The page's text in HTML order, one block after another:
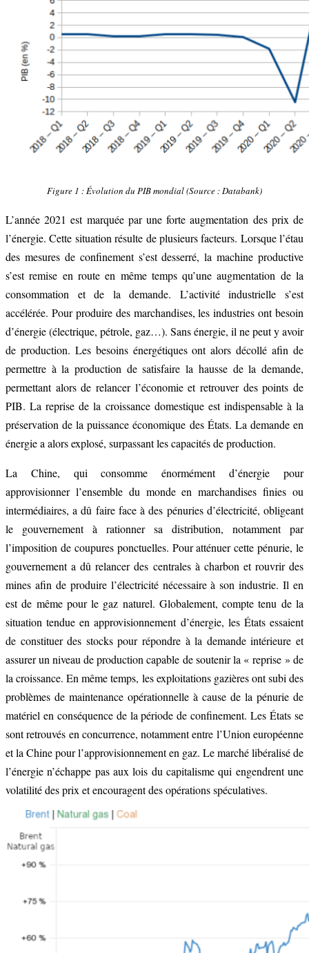
Figure 1 : Évolution du PIB mondial (Source : Databank)
L’année 2021 est marquée par une forte augmentation des prix de
l’énergie. Cette situation résulte de plusieurs facteurs. Lorsque l’étau
des mesures de confinement s’est desserré, la machine productive
s’est remise en route en même temps qu’une augmentation de la
consommation et de lademande. L’activité industrielle s’est
accélérée. Pourproduire des marchandises, les industries ont besoin
d’énergie (électrique, pétrole, gaz…). Sans énergie, il ne peut y avoir
de production. Les besoins énergétiques ont alors décollé afin de
permettre à la production de satisfaire la hausse de la demande,
permettant alors de relancer l’économie et retrouver des points de
PIB. La reprise de la croissance domestique est indispensable à la
préservation de la puissance économique des États. La demande en
énergie a alors explosé, surpassant les capacités de production.
La Chine, qui consomme énormément d’énergie pour
approvisionner l’ensemble du monde en marchandises finies ou
intermédiaires, a dû faire face à des pénuries d’électricité, obligeant
le gouvernement à rationner sa distribution, notamment par
l’imposition de coupures ponctuelles. Pour atténuer cette pénurie, le
gouvernement a dû relancer des centrales à charbon et rouvrir des
mines afin de produire l’électricité nécessaire à son industrie. Il en
est de même pour le gaz naturel. Globalement, compte tenu de la
situation tendue en approvisionnement d’énergie, les États essaient
de constituer des stocks pour répondre à la demande intérieure et
assurer un niveau de production capable de soutenir la « reprise » de
la croissance. En même temps, les exploitations gazières ont subi des
problèmes de maintenance opérationnelle à cause de la pénurie de
matériel en conséquence de la période de confinement. Les États se
sont retrouvés en concurrence, notamment entre l’Union européenne
et la Chine pour l’approvisionnement en gaz. Le marché libéralisé de
l’énergie n’échappe pas aux lois du capitalisme qui engendrent une
volatilité des prix et encouragent des opérations spéculatives.